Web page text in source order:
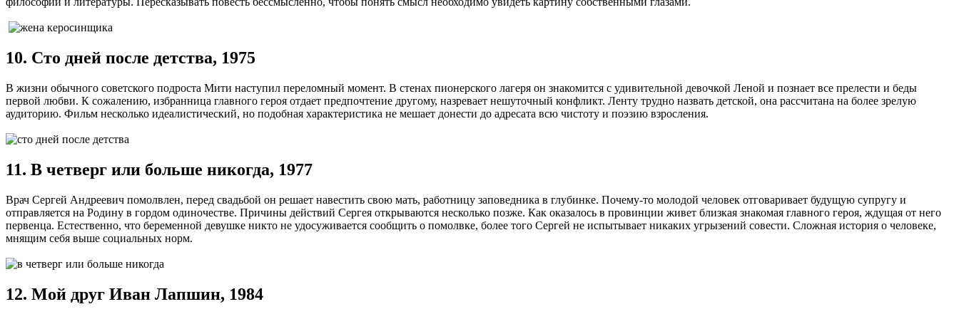
10. Сто дней после детства, 1975
В жизни обычного советского подроста Мити наступил переломный момент. В стенах пионерского лагеря он знакомится с удивительной девочкой Леной и познает все прелести и беды
первой любви. К сожалению, избранница главного героя отдает предпочтение другому, назревает нешуточный конфликт. Ленту трудно назвать детской, она рассчитана на более зрелую
аудиторию. Фильм несколько идеалистический, но подобная характеристика не мешает донести до адресата всю чистоту и поэзию взросления.
11. В четверг или больше никогда, 1977
Врач Сергей Андреевич помолвлен, перед свадьбой он решает навестить свою мать, работницу заповедника в глубинке. Почему-то молодой человек отговаривает будущую супругу и
отправляется на Родину в гордом одиночестве. Причины действий Сергея открываются несколько позже. Как оказалось в провинции живет близкая знакомая главного героя, ждущая от него
первенца. Естественно, что беременной девушке никто не удосуживается сообщить о помолвке, более того Сергей не испытывает никаких угрызений совести. Сложная история о человеке,
мнящим себя выше социальных норм.
12. Мой друг Иван Лапшин, 1984